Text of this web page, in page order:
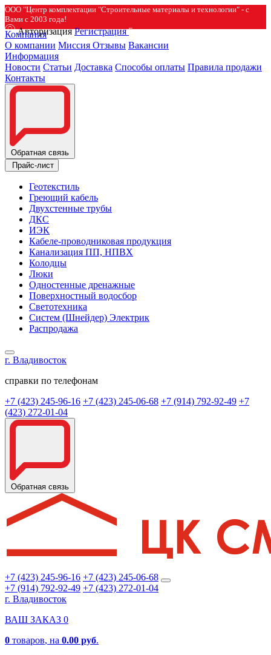
ООО "Центр комплектации "Строительные материалы и технологии" - с
Вами с 2003 года!
Авторизация Регистрация
Компания
О компании Миссия Отзывы Вакансии
Информация
Новости Статьи Доставка Способы оплаты Правила продажи
Контакты
Обратная связь
Прайс-лист
Геотекстиль
Греющий кабель
Двухстенные трубы
ДКС
ИЭК
Кабеле-проводниковая продукция
Канализация ПП, НПВХ
Колодцы
Люки
Одностенные дренажные
Поверхностный водосбор
Светотехника
Систем (Шнейдер) Электрик
Распродажа
г. Владивосток
справки по телефонам
+7 (423) 245-96-16 +7 (423) 245-06-68 +7 (914) 792-92-49 +7
(423) 272-01-04
Обратная связь
+7 (423) 245-96-16 +7 (423) 245-06-68
+7 (914) 792-92-49 +7 (423) 272-01-04
г. Владивосток
ВАШ ЗАКАЗ 0
0 товаров, на 0.00 руб.